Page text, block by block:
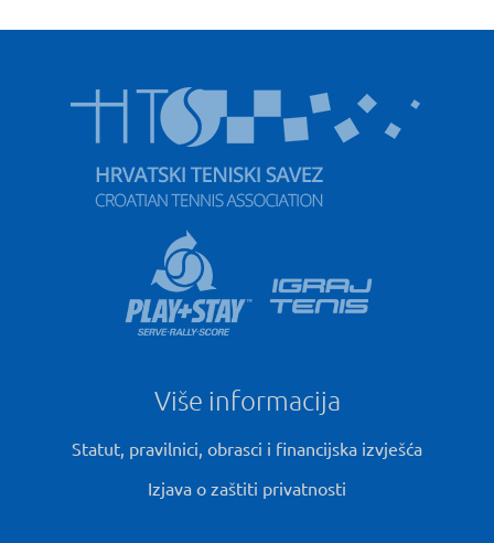
Više informacija
Statut, pravilnici, obrasci i financijska izvješća
Izjava o zaštiti privatnosti